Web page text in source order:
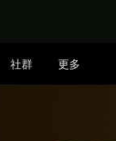
社群 更多